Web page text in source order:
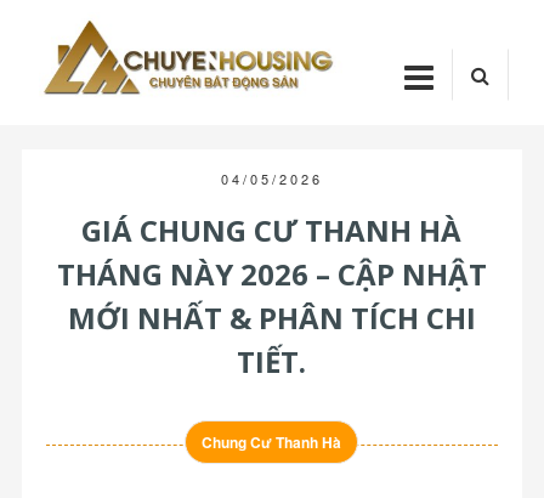
04/05/2026
GIÁ CHUNG CƯ THANH HÀ
THÁNG NÀY 2026 – CẬP NHẬT
MỚI NHẤT & PHÂN TÍCH CHI
TIẾT.
Chung Cư Thanh Hà